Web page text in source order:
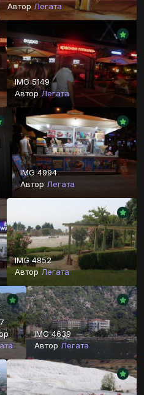
Автор Легата
IMG 5149
АвторЛегата
IMG 4994
Автор Легата
IMG 4852
Автор Легата
IMG 4639
Автор Легата